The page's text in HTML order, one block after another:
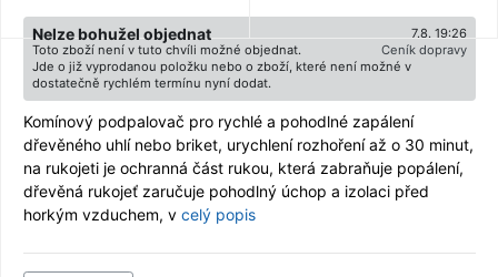
7.8. 19:26
Nelze bohužel objednat
Ceník dopravy
Toto zboží není v tuto chvíli možné objednat.
Jde o již vyprodanou položku nebo o zboží, které není možné v
dostatečně rychlém termínu nyní dodat.
Komínový podpalovač pro rychlé a pohodlné zapálení
dřevěného uhlí nebo briket, urychlení rozhoření až o 30 minut,
na rukojeti je ochranná část rukou, která zabraňuje popálení,
dřevěná rukojeť zaručuje pohodlný úchop a izolaci před
horkým vzduchem, v celý popis